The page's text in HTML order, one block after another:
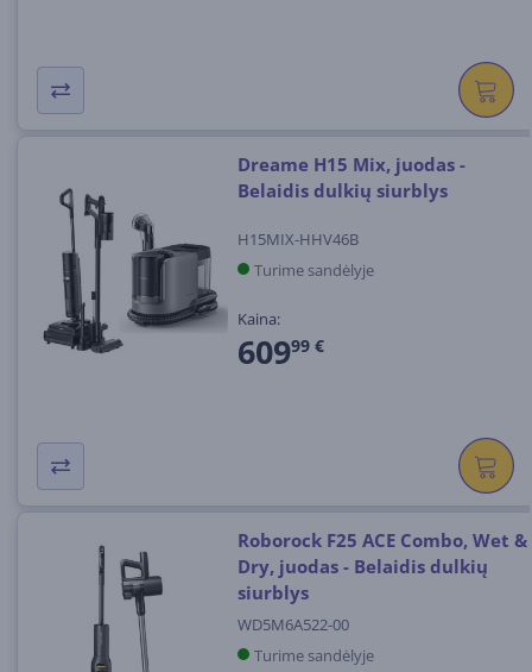
Dreame H15 Mix, juodas -
Belaidis dulkių siurblys
H15MIX-HHV46B
Turime sandėlyje
Kaina:
60999 €
Roborock F25 ACE Combo, Wet &
Dry, juodas - Belaidis dulkių
siurblys
WD5M6A522-00
Turime sandėlyje